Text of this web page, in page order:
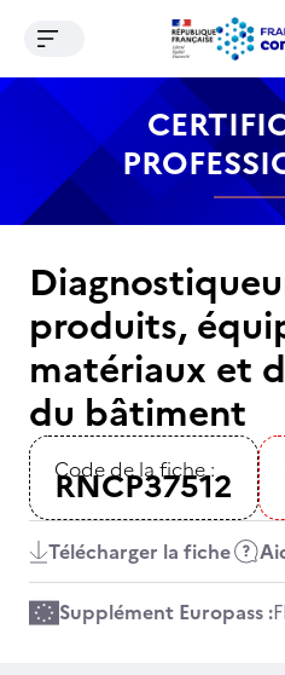
Contenu Recherche
Ouvrir le menu de
produits,
matériaux et
du bâtiment
Code de la fiche :
RNCP37512
Télécharger la fiche
Supplément Europass :